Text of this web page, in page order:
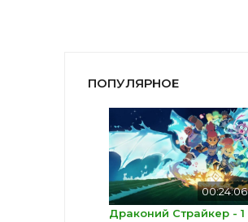
ПОПУЛЯРНОЕ
00:24:06
Драконий Страйкер - 1